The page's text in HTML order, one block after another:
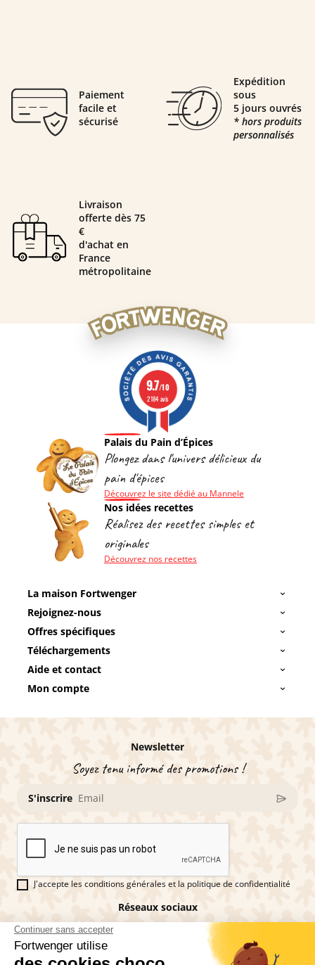
Paiement
facile et
sécurisé
Expédition
sous
5 jours ouvrés
* hors produits
personnalisés
Livraison
offerte dès 75
€
d'achat en
France
métropolitaine
Palais du Pain d’Épices
Plongez dans l'univers délicieux du
pain d'épices
Découvrez le site dédié au Mannele
9.7/10
2184 avis
Nos idées recettes
Réalisez des recettes simples et
originales
Découvrez nos recettes
La maison Fortwenger
Rejoignez-nous
Offres spécifiques
Téléchargements
Aide et contact
Mon compte
Newsletter
Soyez tenu informé des promotions !
S'inscrire
J'accepte les conditions générales et la politique de confidentialité
Réseaux sociaux
Vous êtes fan de pains d'épices ?